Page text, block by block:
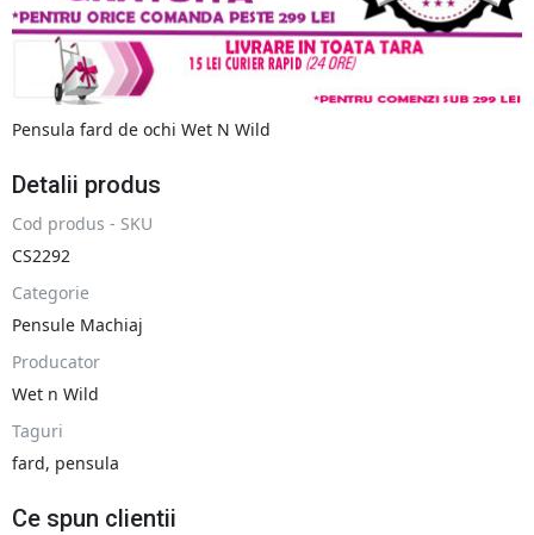
Pensula fard de ochi Wet N Wild
Detalii produs
Cod produs - SKU
CS2292
Categorie
Pensule Machiaj
Producator
Wet n Wild
Taguri
fard, pensula
Ce spun clientii